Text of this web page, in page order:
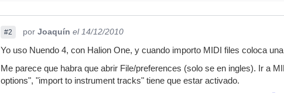
#2 por Joaquín el 14/12/2010
Yo uso Nuendo 4, con Halion One, y cuando importo MIDI files coloca
Me parece que habra que abrir File/preferences (solo se en ingles). Ir a
options", "import to instrument tracks" tiene que estar activado.